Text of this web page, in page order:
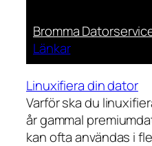
Bromma
Länkar
Linuxifiera din dator
Varför ska du
år gammal
kan ofta användas i